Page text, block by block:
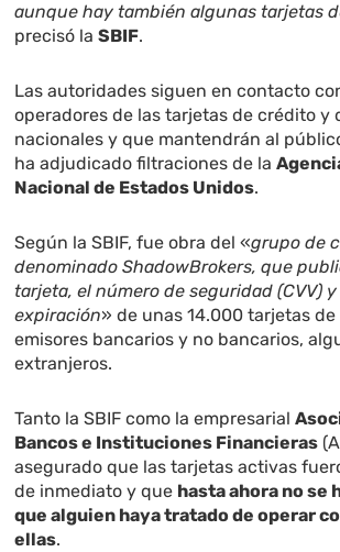
aunque hay también algunas tarjetas
precisó laSBIF.
Las autoridades siguen en contacto
operadores de las tarjetas de crédito y
nacionales y que mantendrán al
ha adjudicado filtraciones de la
Nacional de Estados Unidos.
Según la SBIF, fue obra del «grupo de
denominado ShadowBrokers, que
tarjeta, el número de seguridad (CVV)
expiración» de unas 14.000 tarjetas de
emisores bancarios y no bancarios,
extranjeros.
Tanto la SBIF como la empresarial
Bancos e Instituciones Financieras
asegurado que las tarjetas activas
de inmediato y que hasta ahora no se
que alguien haya tratado de operar
ellas.